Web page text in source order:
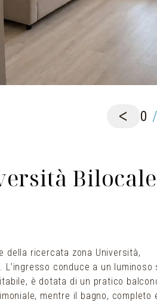
< 0 /
della ricercata zona Università,
conduce a un luminoso
è dotata di un pratico
mentre il bagno, completo